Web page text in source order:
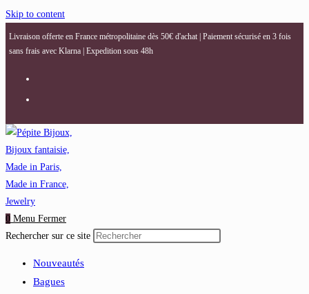
Skip to content
Livraison offerte en France métropolitaine dès 50€ d'achat | Paiement sécurisé en 3 fois
sans frais avec Klarna | Expedition sous 48h
0 Menu Fermer
Rechercher sur ce site
Nouveautés
Bagues